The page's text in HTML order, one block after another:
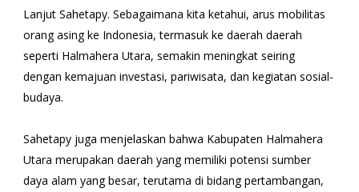
Lanjut Sahetapy. Sebagaimana kita ketahui, arus mobilitas
orang asing ke Indonesia, termasuk ke daerah daerah
seperti Halmahera Utara, semakin meningkat seiring
dengan kemajuan investasi, pariwisata, dan kegiatan sosial-
budaya.
Sahetapy juga menjelaskan bahwa Kabupaten Halmahera
Utara merupakan daerah yang memiliki potensi sumber
daya alam yang besar, terutama di bidang pertambangan,